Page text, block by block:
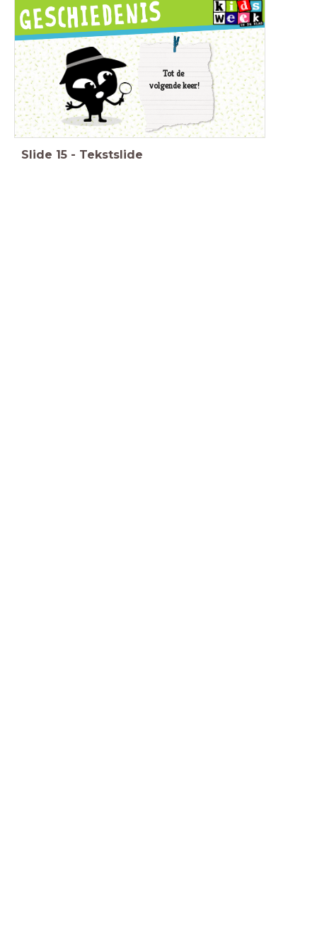
Tot de
volgende keer!
Slide 15 - Tekstslide